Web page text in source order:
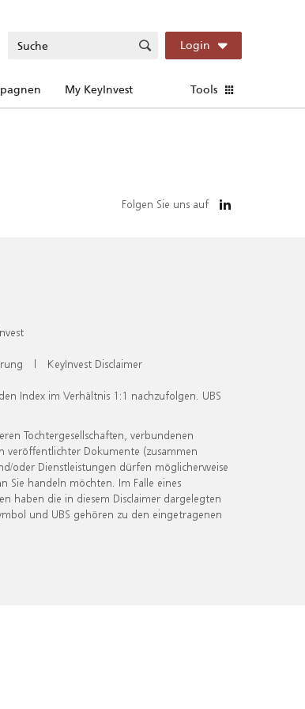
Login
My KeyInvest Tools
Folgen Sie uns auf
| KeyInvest Disclaimer
Index im Verhältnis 1:1 nachzufolgen. UBS
Tochtergesellschaften, verbundenen
veröffentlichter Dokumente (zusammen
oder Dienstleistungen dürfen möglicherweise
handeln möchten. Im Falle eines
haben die in diesem Disclaimer dargelegten
und UBS gehören zu den eingetragenen